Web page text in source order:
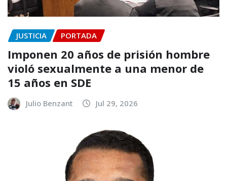
JUSTICIA PORTADA
Imponen 20 años de prisión hombre
violó sexualmente a una menor de
15 años en SDE
Julio Benzant Jul 29, 2026